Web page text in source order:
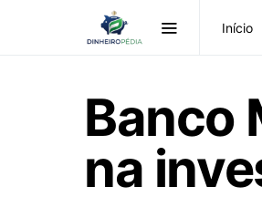
Início
Banco
na